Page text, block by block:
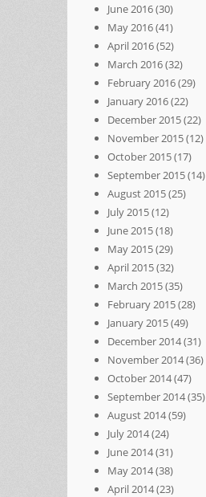
June 2016(30)
May 2016(41)
April 2016(52)
March 2016(32)
February 2016(29)
January 2016(22)
December 2015(22)
November 2015(12)
October 2015(17)
September 2015(14)
August 2015(25)
July 2015(12)
June 2015(18)
May 2015(29)
April 2015(32)
March 2015(35)
February 2015(28)
January 2015(49)
December 2014(31)
November 2014(36)
October 2014(47)
September 2014(35)
August 2014(59)
July 2014(24)
June 2014(31)
May 2014(38)
April 2014(23)